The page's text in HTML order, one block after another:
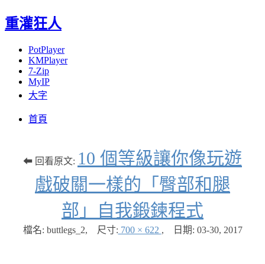
重灌狂人
PotPlayer
KMPlayer
7-Zip
MyIP
大字
首頁
⬅ 回看原文: 10 個等級讓你像玩遊
戲破關一樣的「臀部和腿
部」自我鍛鍊程式
檔名: buttlegs_2, 尺寸: 700 × 622 , 日期: 03-30, 2017